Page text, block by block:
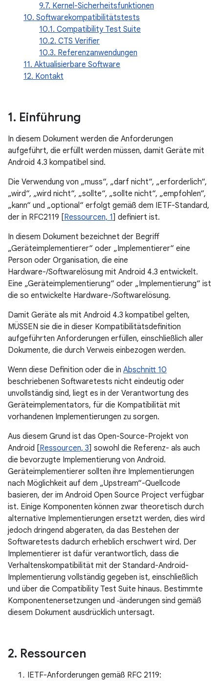
9.7. Kernel-Sicherheitsfunktionen
10. Softwarekompatibilitätstests
10.1. Compatibility Test Suite
10.2. CTS Verifier
10.3. Referenzanwendungen
11. Aktualisierbare Software
12. Kontakt
1. Einführung
In diesem Dokument werden die Anforderungen
aufgeführt, die erfüllt werden müssen, damit Geräte mit
Android 4.3 kompatibel sind.
Die Verwendung von „muss“, „darf nicht“, „erforderlich“,
„wird“, „wird nicht“, „sollte“, „sollte nicht“, „empfohlen“,
„kann“ und „optional“ erfolgt gemäß dem IETF-Standard,
der in RFC2119 [Ressourcen, 1] definiert ist.
In diesem Dokument bezeichnet der Begriff
„Geräteimplementierer“ oder „Implementierer“ eine
Person oder Organisation, die eine
Hardware-/Softwarelösung mit Android 4.3 entwickelt.
Eine „Geräteimplementierung“ oder „Implementierung“ ist
die so entwickelte Hardware-/Softwarelösung.
Damit Geräte als mit Android 4.3 kompatibel gelten,
MÜSSEN sie die in dieser Kompatibilitätsdefinition
aufgeführten Anforderungen erfüllen, einschließlich aller
Dokumente, die durch Verweis einbezogen werden.
Wenn diese Definition oder die in Abschnitt 10
beschriebenen Softwaretests nicht eindeutig oder
unvollständig sind, liegt es in der Verantwortung des
Geräteimplementators, für die Kompatibilität mit
vorhandenen Implementierungen zu sorgen.
Aus diesem Grund ist das Open-Source-Projekt von
Android [Ressourcen, 3] sowohl die Referenz- als auch
die bevorzugte Implementierung von Android.
Geräteimplementierer sollten ihre Implementierungen
nach Möglichkeit auf dem „Upstream“-Quellcode
basieren, der im Android Open Source Project verfügbar
ist. Einige Komponenten können zwar theoretisch durch
alternative Implementierungen ersetzt werden, dies wird
jedoch dringend abgeraten, da das Bestehen der
Softwaretests dadurch erheblich erschwert wird. Der
Implementierer ist dafür verantwortlich, dass die
Verhaltenskompatibilität mit der Standard-Android-
Implementierung vollständig gegeben ist, einschließlich
und über die Compatibility Test Suite hinaus. Bestimmte
Komponentenersetzungen und ‑änderungen sind gemäß
diesem Dokument ausdrücklich untersagt.
2. Ressourcen
IETF-Anforderungen gemäß RFC 2119: